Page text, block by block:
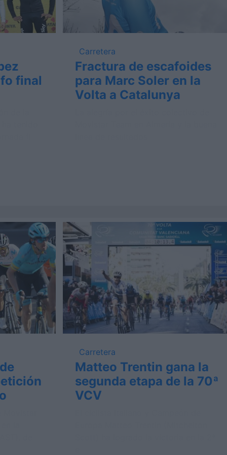
final
Carretera
Fractura de escafoides
para Marc Soler en la
Volta a Catalunya
Carretera
Matteo Trentin gana la
segunda etapa de la 70ª
VCV